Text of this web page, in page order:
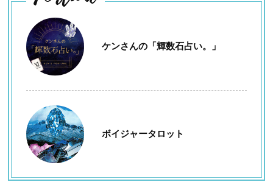
ケンさんの「輝数石占い。」
ボイジャータロット